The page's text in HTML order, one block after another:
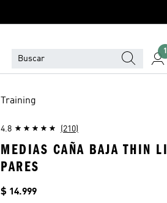
1
Training
4.8 (210)
MEDIAS CAÑA BAJA THIN
PARES
Precio
$ 14.999